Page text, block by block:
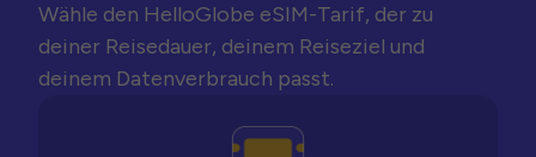
Wähle den HelloGlobe eSIM-Tarif, der zu
deiner Reisedauer, deinem Reiseziel und
deinem Datenverbrauch passt.